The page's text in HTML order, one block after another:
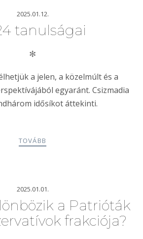
2025.01.12.
tanulságai
✻
a jelen, a közelmúlt és a
egyaránt. Csizmadia
idősíkot áttekinti.
TOVÁBB
2025.01.01.
a Patrióták
frakciója?